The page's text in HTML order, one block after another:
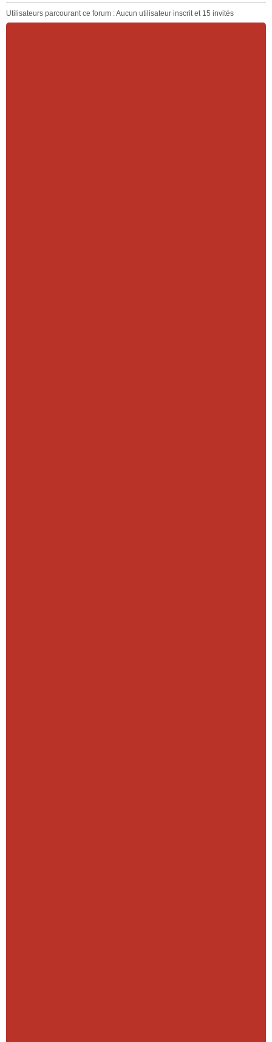
Utilisateurs parcourant ce forum : Aucun utilisateur inscrit et 15 invités